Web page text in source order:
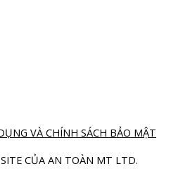
VÀ CHÍNH SÁCH BẢO MẬT
CỦA AN TOÀN MT LTD.